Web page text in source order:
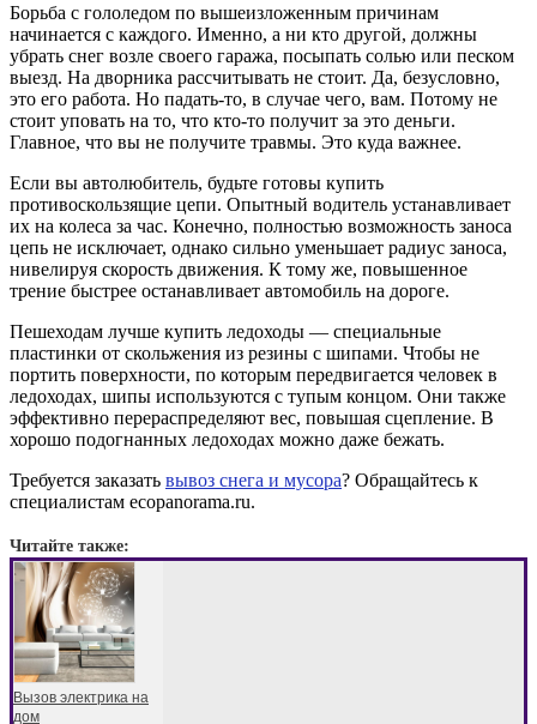
Борьба с гололедом по вышеизложенным причинам
начинается с каждого. Именно, а ни кто другой, должны
убрать снег возле своего гаража, посыпать солью или песком
выезд. На дворника рассчитывать не стоит. Да, безусловно,
это его работа. Но падать-то, в случае чего, вам. Потому не
стоит уповать на то, что кто-то получит за это деньги.
Главное, что вы не получите травмы. Это куда важнее.
Если вы автолюбитель, будьте готовы купить
противоскользящие цепи. Опытный водитель устанавливает
их на колеса за час. Конечно, полностью возможность заноса
цепь не исключает, однако сильно уменьшает радиус заноса,
нивелируя скорость движения. К тому же, повышенное
трение быстрее останавливает автомобиль на дороге.
Пешеходам лучше купить ледоходы — специальные
пластинки от скольжения из резины с шипами. Чтобы не
портить поверхности, по которым передвигается человек в
ледоходах, шипы используются с тупым концом. Они также
эффективно перераспределяют вес, повышая сцепление. В
хорошо подогнанных ледоходах можно даже бежать.
Требуется заказать вывоз снега и мусора? Обращайтесь к
специалистам ecopanorama.ru.
Читайте также:
Вызов электрика на
дом